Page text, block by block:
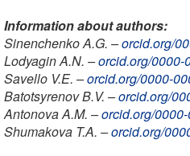
Information about authors:
Sinenchenko A.G. –orcid.org/
Lodyagin A.N. –orcid.org/0000-
Savello V.E. –orcid.org/0000-
Batotsyrenov B.V. –orcid.org/
Antonova A.M. –orcid.org/
Shumakova T.A. –orcid.org/